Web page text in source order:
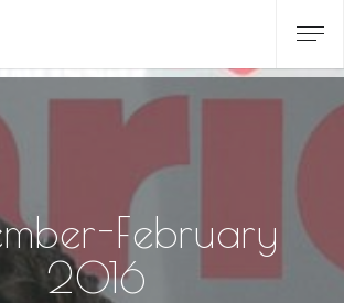
February
2016